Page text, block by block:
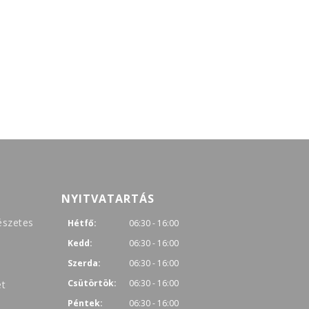
NYITVATARTÁS
Hétfő:
06:30 - 16:00
Kedd:
06:30 - 16:00
Szerda:
06:30 - 16:00
Csütörtök:
06:30 - 16:00
Péntek:
06:30 - 16:00